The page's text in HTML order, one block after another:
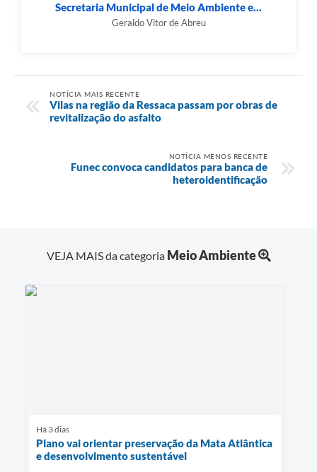
Secretaria Municipal de Meio Ambiente e...
Geraldo Vitor de Abreu
NOTÍCIA MAIS RECENTE
Vilas na região da Ressaca passam por obras de
revitalização do asfalto
NOTÍCIA MENOS RECENTE
Funec convoca candidatos para banca de
heteroidentificação
VEJA MAIS da categoria Meio Ambiente
Há 3 dias
Plano vai orientar preservação da Mata Atlântica
e desenvolvimento sustentável